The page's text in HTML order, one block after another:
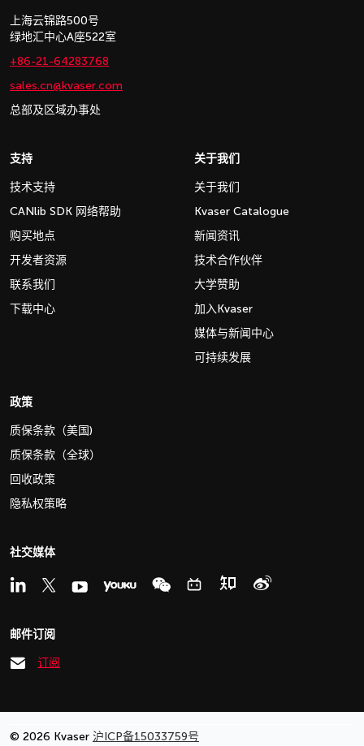
上海云锦路500号
绿地汇中心A座522室
+86-21-64283768
sales.cn@kvaser.com
总部及区域办事处
支持
技术支持
CANlib SDK 网络帮助
购买地点
开发者资源
联系我们
下载中心
关于我们
关于我们
Kvaser Catalogue
新闻资讯
技术合作伙伴
大学赞助
加入Kvaser
媒体与新闻中心
可持续发展
政策
质保条款（美国)
质保条款（全球）
回收政策
隐私权策略
社交媒体
邮件订阅
订阅
© 2026 Kvaser 沪ICP备15033759号